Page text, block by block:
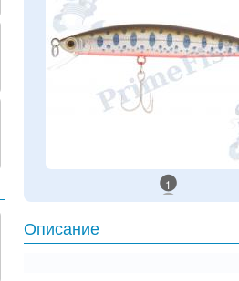
1
Описание